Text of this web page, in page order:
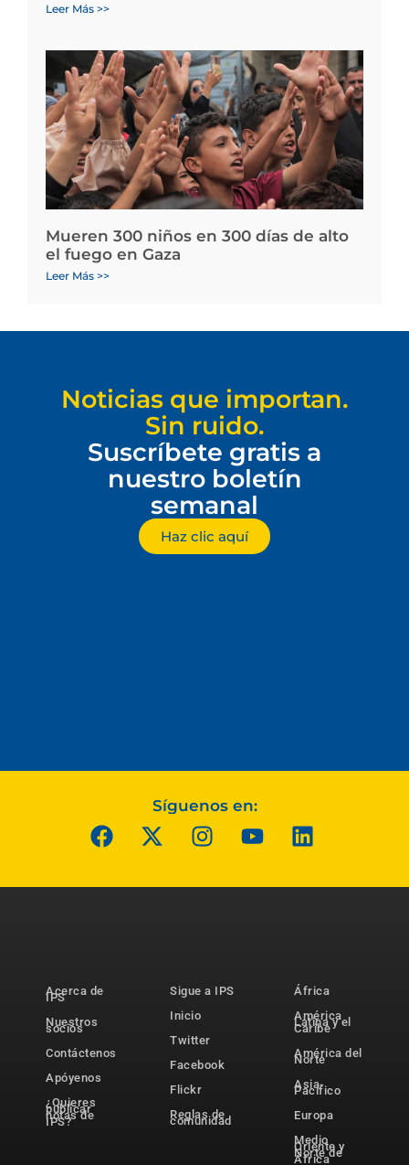
Leer Más >>
Mueren 300 niños en 300 días de alto
el fuego en Gaza
Leer Más >>
Noticias que importan.
Sin ruido.
Suscríbete gratis a
nuestro boletín
semanal
Haz clic aquí
Síguenos en:
Acerca de
IPS
Nuestros
socios
Contáctenos
Apóyenos
¿Quieres
publicar
notas de
IPS?
Sigue a IPS
Inicio
Twitter
Facebook
Flickr
Reglas de
comunidad
África
América
Latina y el
Caribe
América del
Norte
Asia-
Pacífico
Europa
Medio
Oriente y
Norte de
África